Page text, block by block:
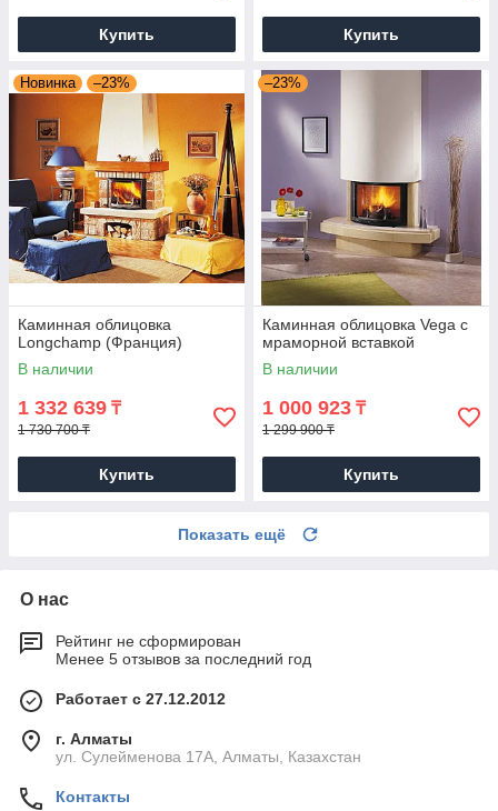
Купить Купить
Новинка –23%
Каминная облицовка
Longchamp (Франция)
В наличии
1 332 639 ₸
1 730 700 ₸
Купить
–23%
Каминная облицовка Vega с
мраморной вставкой
В наличии
1 000 923 ₸
1 299 900 ₸
Купить
Показать ещё
О нас
Рейтинг не сформирован
Менее 5 отзывов за последний год
Работает с 27.12.2012
г. Алматы
ул. Сулейменова 17А, Алматы, Казахстан
Контакты